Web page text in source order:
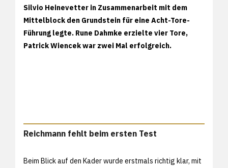
Silvio Heinevetter in Zusammenarbeit mit dem
Mittelblock den Grundstein für eine Acht-Tore-
Führung legte. Rune Dahmke erzielte vier Tore,
Patrick Wiencek war zwei Mal erfolgreich.
Reichmann fehlt beim ersten Test
Beim Blick auf den Kader wurde erstmals richtig klar, mit